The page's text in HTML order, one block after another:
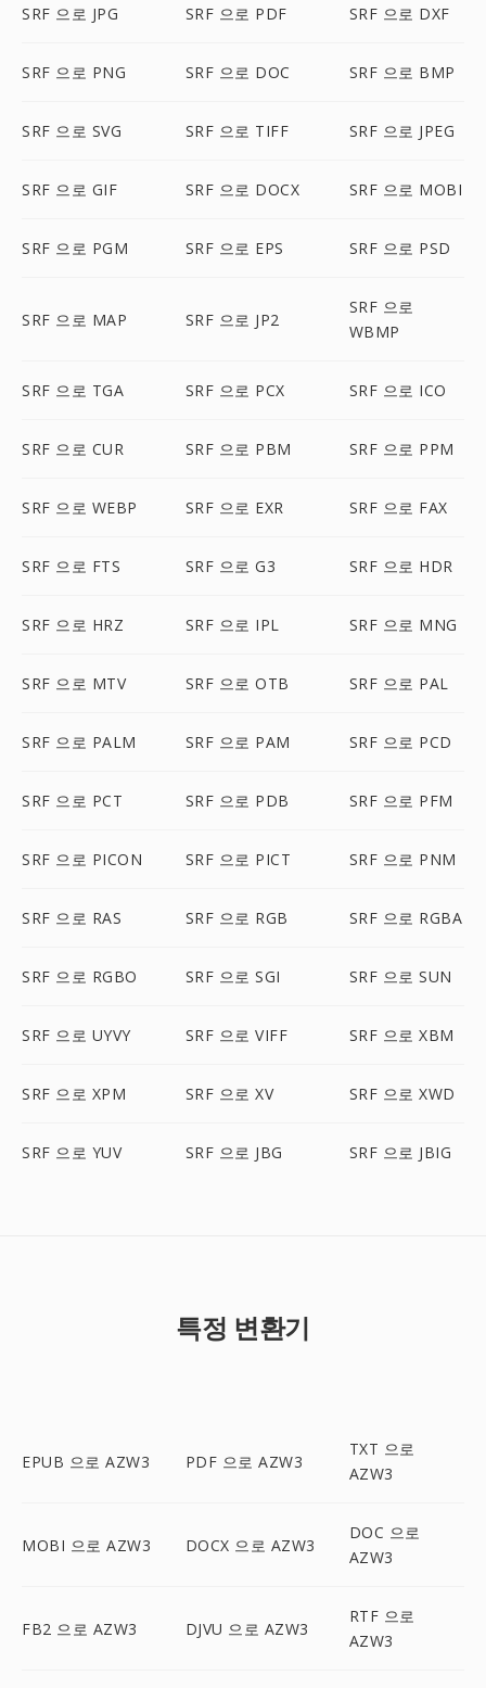
SRF 으로 JPG SRF 으로 PDF SRF 으로 DXF
SRF 으로 PNG SRF 으로 DOC SRF 으로 BMP
SRF 으로 SVG SRF 으로 TIFF SRF 으로 JPEG
SRF 으로 GIF SRF 으로 DOCX SRF 으로 MOBI
SRF 으로 PGM SRF 으로 EPS SRF 으로 PSD
SRF 으로 MAP SRF 으로 JP2
SRF 으로
WBMP
SRF 으로 TGA SRF 으로 PCX SRF 으로 ICO
SRF 으로 CUR SRF 으로 PBM SRF 으로 PPM
SRF 으로 WEBP SRF 으로 EXR SRF 으로 FAX
SRF 으로 FTS SRF 으로 G3 SRF 으로 HDR
SRF 으로 HRZ SRF 으로 IPL SRF 으로 MNG
SRF 으로 MTV SRF 으로 OTB SRF 으로 PAL
SRF 으로 PALM SRF 으로 PAM SRF 으로 PCD
SRF 으로 PCT SRF 으로 PDB SRF 으로 PFM
SRF 으로 PICON SRF 으로 PICT SRF 으로 PNM
SRF 으로 RAS SRF 으로 RGB SRF 으로 RGBA
SRF 으로 RGBO SRF 으로 SGI SRF 으로 SUN
SRF 으로 UYVY SRF 으로 VIFF SRF 으로 XBM
SRF 으로 XPM SRF 으로 XV SRF 으로 XWD
SRF 으로 YUV SRF 으로 JBG SRF 으로 JBIG
특정 변환기
EPUB 으로 AZW3 PDF 으로 AZW3
TXT 으로
AZW3
MOBI 으로 AZW3 DOCX 으로 AZW3
DOC 으로
AZW3
FB2 으로 AZW3 DJVU 으로 AZW3
RTF 으로
AZW3